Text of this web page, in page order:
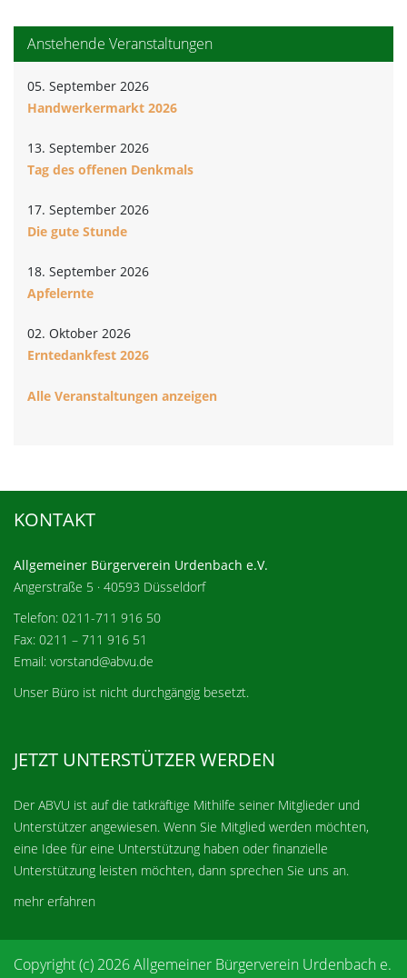
Anstehende Veranstaltungen
05. September 2026
Handwerkermarkt 2026
13. September 2026
Tag des offenen Denkmals
17. September 2026
Die gute Stunde
18. September 2026
Apfelernte
02. Oktober 2026
Erntedankfest 2026
Alle Veranstaltungen anzeigen
KONTAKT
Allgemeiner Bürgerverein Urdenbach e.V.
Angerstraße 5 · 40593 Düsseldorf
Telefon: 0211-711 916 50
Fax: 0211 – 711 916 51
Email: vorstand@abvu.de
Unser Büro ist nicht durchgängig besetzt.
JETZT UNTERSTÜTZER WERDEN
Der ABVU ist auf die tatkräftige Mithilfe seiner Mitglieder und
Unterstützer angewiesen. Wenn Sie Mitglied werden möchten,
eine Idee für eine Unterstützung haben oder finanzielle
Unterstützung leisten möchten, dann sprechen Sie uns an.
mehr erfahren
Copyright (c) 2026 Allgemeiner Bürgerverein Urdenbach e.